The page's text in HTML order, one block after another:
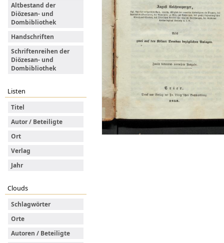
Altbestand der
Diözesan- und
Dombibliothek
Handschriften
Schriftenreihen der
Diözesan- und
Dombibliothek
Listen
Titel
Autor / Beteiligte
Ort
Verlag
Jahr
Clouds
Schlagwörter
Orte
Autoren / Beteiligte